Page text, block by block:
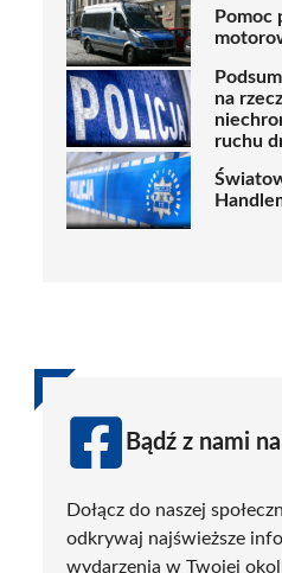
Pomoc
na
ruchu
Bądź z nami
Dołącz do naszej
odkrywaj najświeższe
wydarzenia w Twojej